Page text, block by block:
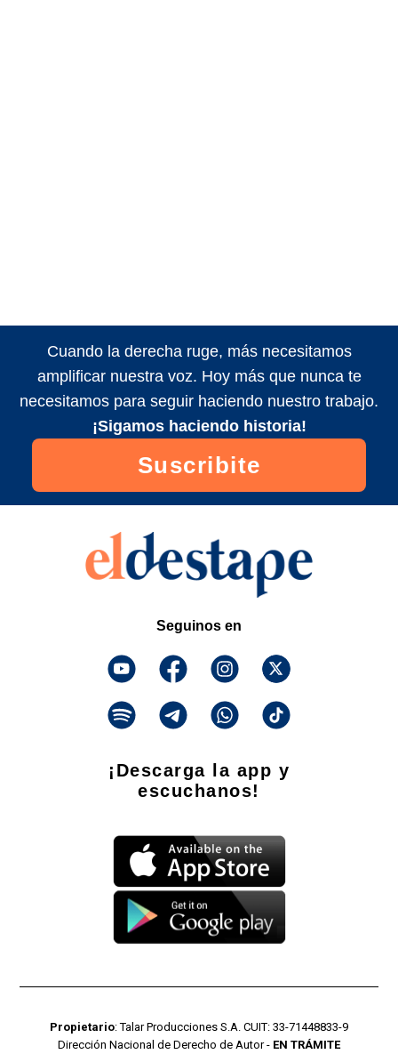
Cuando la derecha ruge, más necesitamos
amplificar nuestra voz. Hoy más que nunca te
necesitamos para seguir haciendo nuestro trabajo.
¡Sigamos haciendo historia!
Suscribite
Seguinos en
¡Descarga la app y
escuchanos!
Propietario: Talar Producciones S.A. CUIT: 33-71448833-9
Dirección Nacional de Derecho de Autor - EN TRÁMITE